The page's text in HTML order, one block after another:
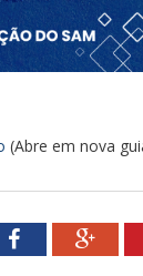
(Abre em nova
Facebook